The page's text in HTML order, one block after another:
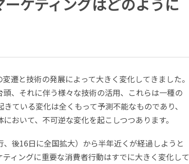
遷と技術の発展によって大きく変化してきました。
、それに伴う様々な技術の活用、これらは一種の
ている変化は全くもって予測不能なものであり、
おいて、不可逆な変化を起こしつつあります。
後16日に全国拡大）から半年近くが経過しようと
ィングに重要な消費者行動はすでに大きく変化して